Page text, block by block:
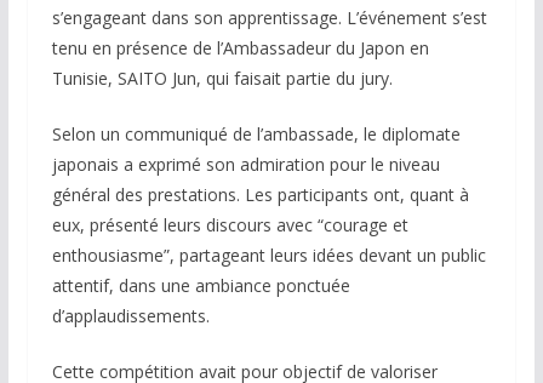
s’engageant dans son apprentissage. L’événement s’est
tenu en présence de l’Ambassadeur du Japon en
Tunisie, SAITO Jun, qui faisait partie du jury.
Selon un communiqué de l’ambassade, le diplomate
japonais a exprimé son admiration pour le niveau
général des prestations. Les participants ont, quant à
eux, présenté leurs discours avec “courage et
enthousiasme”, partageant leurs idées devant un public
attentif, dans une ambiance ponctuée
d’applaudissements.
Cette compétition avait pour objectif de valoriser